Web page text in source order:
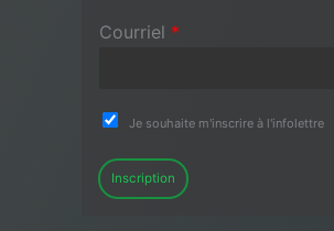
Courriel *
Je souhaite m'inscrire à l'infolettre
Inscription